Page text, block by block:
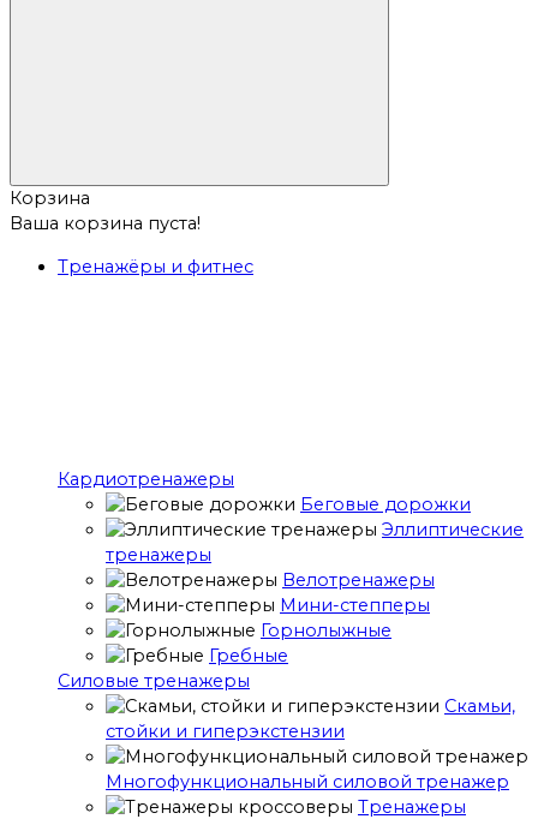
Корзина
Ваша корзина пуста!
Тренажёры и фитнес
Кардиотренажеры
Беговые дорожки
Эллиптические
тренажеры
Велотренажеры
Мини-степперы
Горнолыжные
Гребные
Cиловые тренажеры
Скамьи,
стойки и гиперэкстензии
Многофункциональный силовой тренажер
Тренажеры